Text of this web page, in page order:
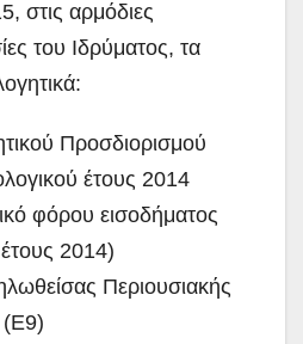
στις αρμόδιες
του Ιδρύματος, τα
Προσδιορισμού
έτους 2014
φόρου εισοδήματος
2014)
Περιουσιακής
(Ε9)